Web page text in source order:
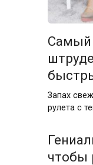
Самый
Запах
рулета с
чтобы